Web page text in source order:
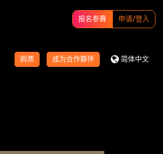
报名参赛 申请/登入
购票 成为合作夥伴 简体中文